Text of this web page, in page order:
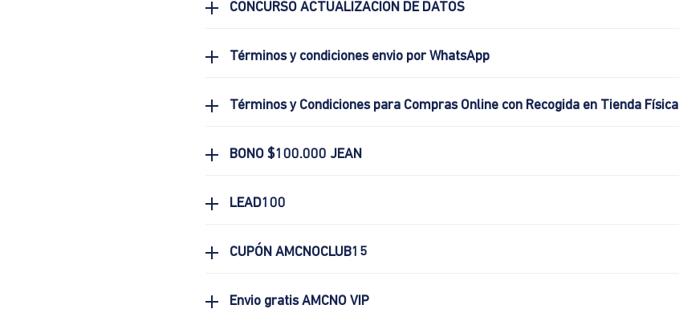
CONCURSO ACTUALIZACIÓN DE DATOS
Términos y condiciones envio por WhatsApp
Términos y Condiciones para Compras Online con Recogida en Tienda Física
BONO $100.000 JEAN
LEAD100
CUPÓN AMCNOCLUB15
Envio gratis AMCNO VIP